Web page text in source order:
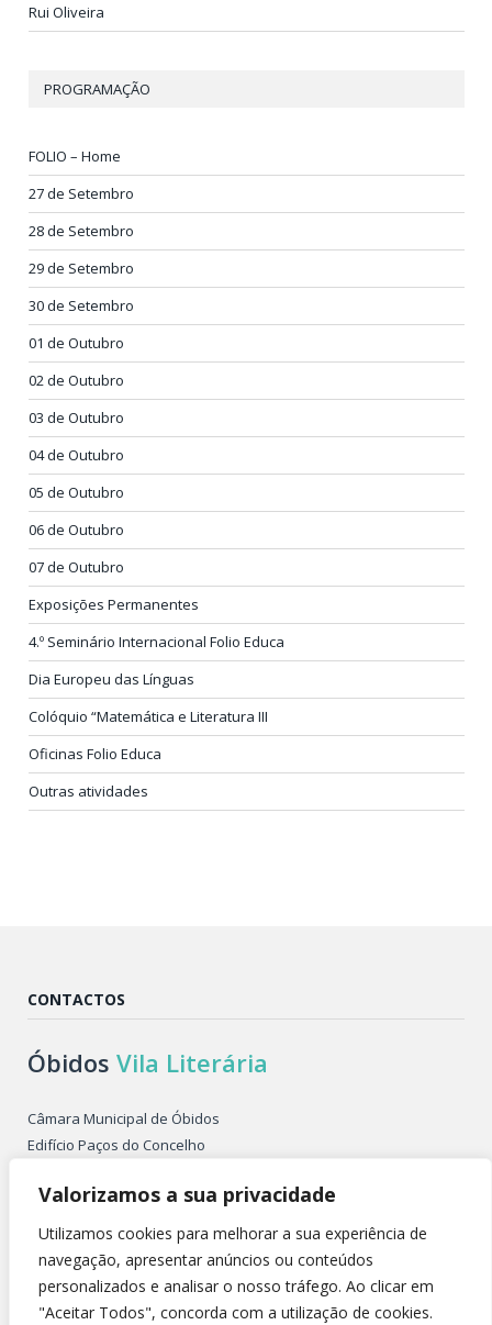
Valorizamos a sua privacidade
Utilizamos cookies para melhorar a sua experiência de
navegação, apresentar anúncios ou conteúdos
personalizados e analisar o nosso tráfego. Ao clicar em
"Aceitar Todos", concorda com a utilização de cookies.
Rui Oliveira
PROGRAMAÇÃO
FOLIO – Home
27 de Setembro
28 de Setembro
29 de Setembro
30 de Setembro
01 de Outubro
02 de Outubro
03 de Outubro
04 de Outubro
05 de Outubro
06 de Outubro
07 de Outubro
Exposições Permanentes
4.º Seminário Internacional Folio Educa
Dia Europeu das Línguas
Colóquio “Matemática e Literatura III
Oficinas Folio Educa
Outras atividades
CONTACTOS
Óbidos Vila Literária
Câmara Municipal de Óbidos
Edifício Paços do Concelho
2510-086 ÓBIDOS PORTUGAL
Tel. +351 262 955 500
E-mail: obidosvilaliteraria@cm-obidos.pt